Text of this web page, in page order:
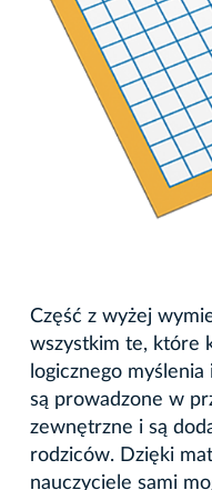
Część z wyżej
wszystkim te, które
logicznego
są prowadzone w
zewnętrzne i są
rodziców. Dzięki
nauczyciele sami